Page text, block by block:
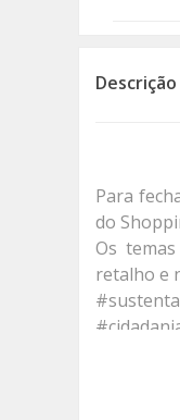
Descrição
Para
do
Os
retalho e